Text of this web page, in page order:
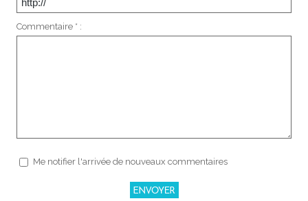
Commentaire * :
Me notifier l'arrivée de nouveaux commentaires